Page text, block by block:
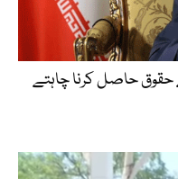
حاصل کرنا چاہتے